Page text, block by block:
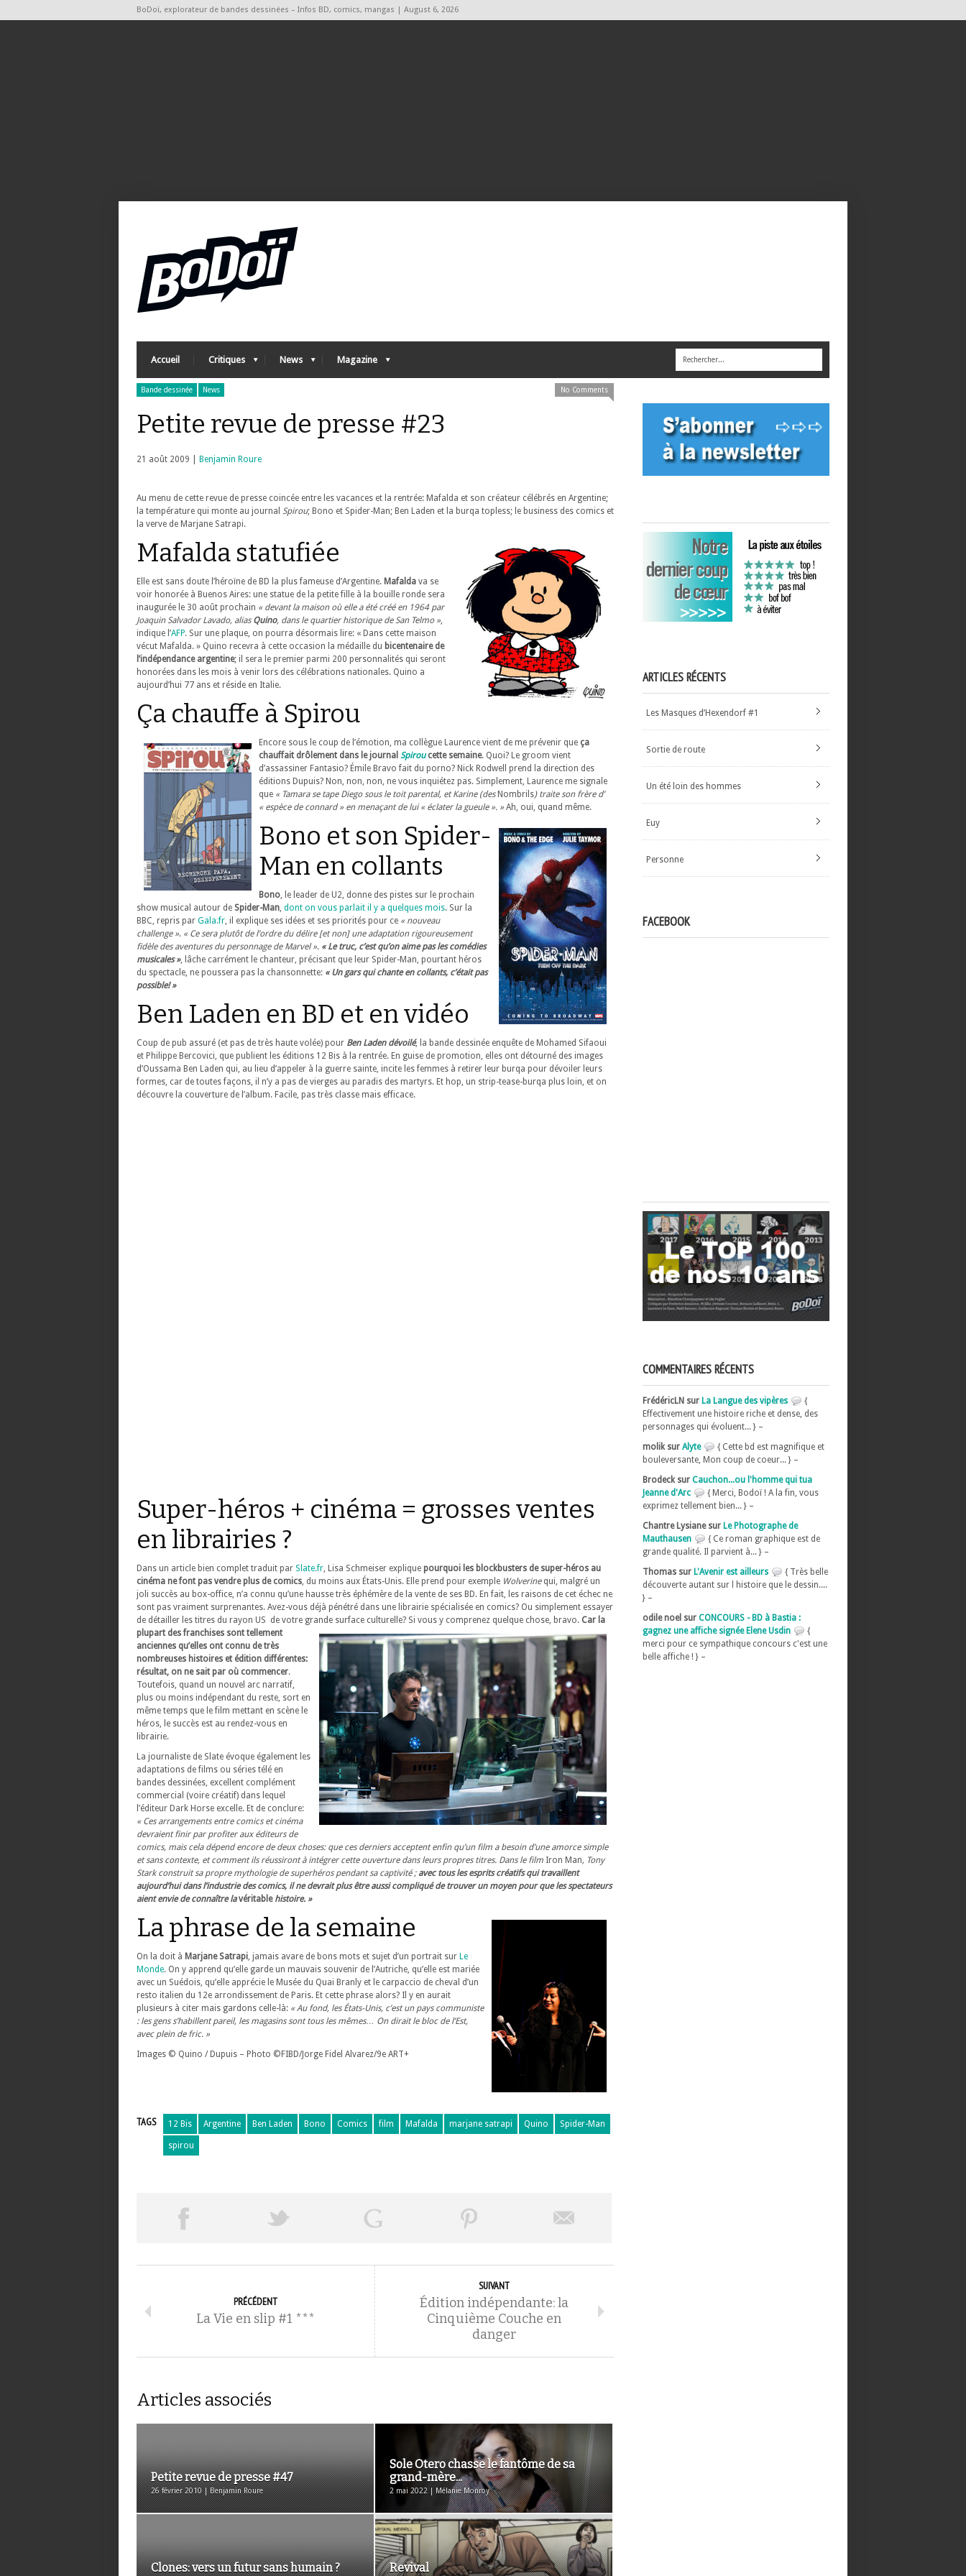
BoDoï, explorateur de bandes dessinées – Infos BD, comics, mangas | August 6, 2026
Accueil Critiques News Magazine
Bande dessinée News No Comments
Petite revue de presse #23
21 août 2009 | Benjamin Roure
Au menu de cette revue de presse coincée entre les vacances et la rentrée: Mafalda et son créateur célébrés en Argentine;
la température qui monte au journal Spirou; Bono et Spider-Man; Ben Laden et la burqa topless; le business des comics et
la verve de Marjane Satrapi.
Mafalda statufiée
Elle est sans doute l’héroïne de BD la plus fameuse d’Argentine. Mafalda va se
voir honorée à Buenos Aires: une statue de la petite fille à la bouille ronde sera
inaugurée le 30 août prochain « devant la maison où elle a été créé en 1964 par
Joaquin Salvador Lavado, alias Quino, dans le quartier historique de San Telmo »,
indique l’AFP. Sur une plaque, on pourra désormais lire: « Dans cette maison
vécut Mafalda. » Quino recevra à cette occasion la médaille du bicentenaire de
l’indépendance argentine; il sera le premier parmi 200 personnalités qui seront
honorées dans les mois à venir lors des célébrations nationales. Quino a
aujourd’hui 77 ans et réside en Italie.
Ça chauffe à Spirou
Encore sous le coup de l’émotion, ma collègue Laurence vient de me prévenir que ça
chauffait drôlement dans le journal Spiroucette semaine. Quoi? Le groom vient
d’assassiner Fantasio? Émile Bravo fait du porno? Nick Rodwell prend la direction des
éditions Dupuis? Non, non, non, ne vous inquiétez pas. Simplement, Laurence me signale
que « Tamara se tape Diego sous le toit parental, et Karine (des Nombrils) traite son frère d’
« espèce de connard » en menaçant de lui « éclater la gueule ». » Ah, oui, quand même.
Bono et son Spider-
Man en collants
Bono, le leader de U2, donne des pistes sur le prochain
show musical autour de Spider-Man, dont on vous parlait il y a quelques mois. Sur la
BBC, repris par Gala.fr, il explique ses idées et ses priorités pour ce « nouveau
challenge ». « Ce sera plutôt de l’ordre du délire [et non] une adaptation rigoureusement
fidèle des aventures du personnage de Marvel ». « Le truc, c’est qu’on aime pas les comédies
musicales », lâche carrément le chanteur, précisant que leur Spider-Man, pourtant héros
du spectacle, ne poussera pas la chansonnette: « Un gars qui chante en collants, c’était pas
possible! »
Ben Laden en BD et en vidéo
Coup de pub assuré (et pas de très haute volée) pour Ben Laden dévoilé, la bande dessinée enquête de Mohamed Sifaoui
et Philippe Bercovici, que publient les éditions 12 Bis à la rentrée. En guise de promotion, elles ont détourné des images
d’Oussama Ben Laden qui, au lieu d’appeler à la guerre sainte, incite les femmes à retirer leur burqa pour dévoiler leurs
formes, car de toutes façons, il n’y a pas de vierges au paradis des martyrs. Et hop, un strip-tease-burqa plus loin, et on
découvre la couverture de l’album. Facile, pas très classe mais efficace.
Super-héros + cinéma = grosses ventes
en librairies ?
Dans un article bien complet traduit par Slate.fr, Lisa Schmeiser explique pourquoi les blockbusters de super-héros au
cinéma ne font pas vendre plus de comics, du moins aux États-Unis. Elle prend pour exemple Wolverinequi, malgré un
joli succès au box-office, n’a connu qu’une hausse très éphémère de la vente de ses BD. En fait, les raisons de cet échec ne
sont pas vraiment surprenantes. Avez-vous déjà pénétré dans une librairie spécialisée en comics? Ou simplement essayer
de détailler les titres du rayon US de votre grande surface culturelle? Si vous y comprenez quelque chose, bravo. Car la
plupart des franchises sont tellement
anciennes qu’elles ont connu de très
nombreuses histoires et édition différentes:
résultat, on ne sait par où commencer.
Toutefois, quand un nouvel arc narratif,
plus ou moins indépendant du reste, sort en
même temps que le film mettant en scène le
héros, le succès est au rendez-vous en
librairie.
La journaliste de Slate évoque également les
adaptations de films ou séries télé en
bandes dessinées, excellent complément
commercial (voire créatif) dans lequel
l’éditeur Dark Horse excelle. Et de conclure:
« Ces arrangements entre comics et cinéma
devraient finir par profiter aux éditeurs de
comics, mais cela dépend encore de deux choses: que ces derniers acceptent enfin qu’un film a besoin d’une amorce simple
et sans contexte, et comment ils réussiront à intégrer cette ouverture dans leurs propres titres. Dans le film Iron Man, Tony
Stark construit sa propre mythologie de superhéros pendant sa captivité ; avec tous les esprits créatifs qui travaillent
aujourd’hui dans l’industrie des comics, il ne devrait plus être aussi compliqué de trouver un moyen pour que les spectateurs
aient envie de connaître lavéritablehistoire. »
La phrase de la semaine
On la doit à Marjane Satrapi, jamais avare de bons mots et sujet d’un portrait sur Le
Monde. On y apprend qu’elle garde un mauvais souvenir de l’Autriche, qu’elle est mariée
avec un Suédois, qu’elle apprécie le Musée du Quai Branly et le carpaccio de cheval d’un
resto italien du 12e arrondissement de Paris. Et cette phrase alors? Il y en aurait
plusieurs à citer mais gardons celle-là: « Au fond, les États-Unis, c’est un pays communiste
: les gens s’habillent pareil, les magasins sont tous les mêmes… On dirait le bloc de l’Est,
avec plein de fric. »
Images © Quino / Dupuis – Photo ©FIBD/Jorge Fidel Alvarez/9e ART+
TAGS 12 Bis Argentine Ben Laden Bono Comics film Mafalda marjane satrapi Quino Spider-Man
spirou
PRÉCÉDENT
La Vie en slip #1 ***
SUIVANT
Édition indépendante: la
Cinquième Couche en
danger
Articles associés
Petite revue de presse #47
26 février 2010 | Benjamin Roure
Sole Otero chasse le fantôme de sa
grand-mère...
2 mai 2022 | Mélanie Monroy
Clones: vers un futur sans humain ? Revival
ARTICLES RÉCENTS
Les Masques d’Hexendorf #1
Sortie de route
Un été loin des hommes
Euy
Personne
FACEBOOK
COMMENTAIRES RÉCENTS
FrédéricLN sur La Langue des vipères
{
Effectivement une histoire riche et dense, des
personnages qui évoluent... } –
molik sur Alyte
{ Cette bd est magnifique et
bouleversante, Mon coup de coeur... } –
Brodeck sur Cauchon...ou l'homme qui tua
Jeanne d'Arc
{ Merci, Bodoï ! A la fin, vous
exprimez tellement bien... } –
Chantre Lysiane sur Le Photographe de
Mauthausen
{ Ce roman graphique est de
grande qualité. Il parvient à... } –
Thomas sur L'Avenir est ailleurs
{ Très belle
découverte autant sur l histoire que le dessin....
} –
odile noel sur CONCOURS - BD à Bastia :
gagnez une affiche signée Elene Usdin
{
merci pour ce sympathique concours c'est une
belle affiche ! } –